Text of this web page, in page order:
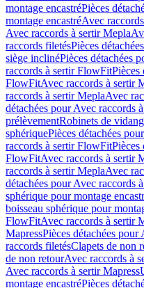
montage encastréPièces
montage encastréAvec
Avec raccords à sertir Mepla
raccords filetésPièces
siège inclinéPièces détachées
raccords à sertir FlowFitPièces
FlowFitAvec raccords à sertir
raccords à sertir MeplaAvec
détachées pour Avec raccords
prélèvementRobinets de
sphériquePièces détachées
raccords à sertir FlowFitPièces
FlowFitAvec raccords à sertir
raccords à sertir MeplaAvec
détachées pour Avec raccords
sphérique pour montage
boisseau sphérique pour
FlowFitAvec raccords à sertir
MapressPièces détachées
raccords filetésClapets de non
de non retourAvec raccords à
Avec raccords à sertir Mapress
montage encastréPièces